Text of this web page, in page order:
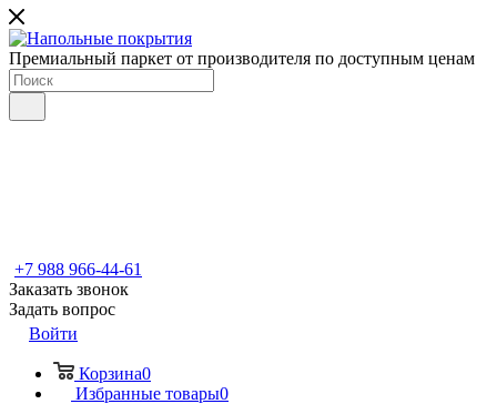
Премиальный паркет от производителя по доступным ценам
+7 988 966-44-61
Заказать звонок
Задать вопрос
Войти
Корзина0
Избранные товары0